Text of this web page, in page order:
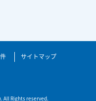
サイトマップ
All Rights reserved.